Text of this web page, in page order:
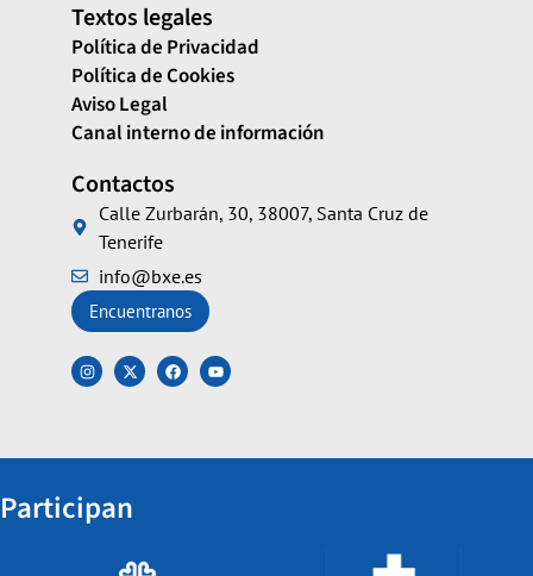
Textos legales
Política de Privacidad
Política de Cookies
Aviso Legal
Canal interno de información
Contactos
Calle Zurbarán, 30, 38007, Santa Cruz de
Tenerife
info@bxe.es
Encuentranos
Participan